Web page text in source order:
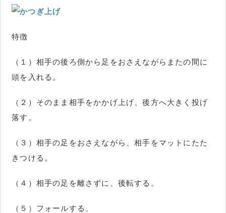
特徴
（１）相手の後ろ側から足をおさえながらまたの間に
頭を入れる。
（２）そのまま相手をかかげ上げ、後方へ大きく投げ
落す。
（３）相手の足をおさえながら、相手をマットにたた
きつける。
（４）相手の足を離さずに、後転する。
（５）フォールする。